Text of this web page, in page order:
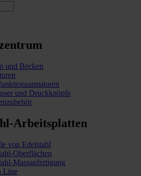
und Becken
und Druckknöpfe
Arbeitsplatten
von Edelstahl
Oberflächen
Massanfertigung
Line